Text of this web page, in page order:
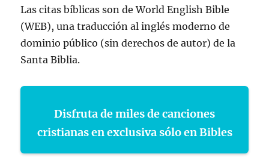
Las citas bíblicas son de World English Bible
(WEB), una traducción al inglés moderno de
dominio público (sin derechos de autor) de la
Santa Biblia.
Disfruta de miles de canciones
cristianas en exclusiva sólo en Bibles